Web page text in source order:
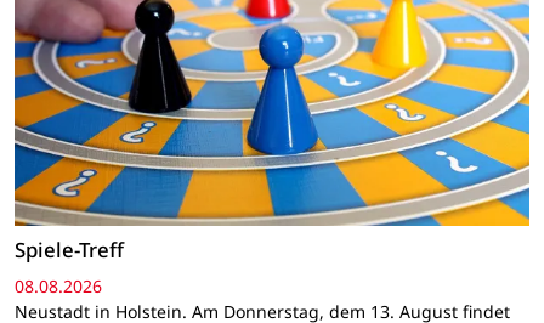
Spiele-Treff
08.08.2026
Neustadt in Holstein. Am Donnerstag, dem 13. August findet